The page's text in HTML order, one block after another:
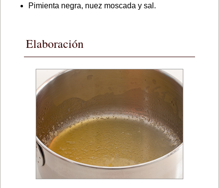
Pimienta negra, nuez moscada y sal.
Elaboración